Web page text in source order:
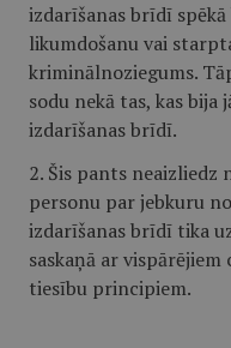
izdarīšanas brīdī
likumdošanu vai
kriminālnoziegums.
sodu nekā tas, kas
izdarīšanas brīdī.
2. Šis pants
personu par jebkuru
izdarīšanas brīdī tika
saskaņā ar
tiesību principiem.